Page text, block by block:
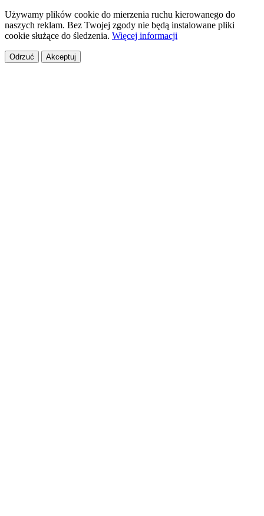
Używamy plików cookie do mierzenia ruchu kierowanego do
naszych reklam. Bez Twojej zgody nie będą instalowane pliki
cookie służące do śledzenia. Więcej informacji
Odrzuć Akceptuj